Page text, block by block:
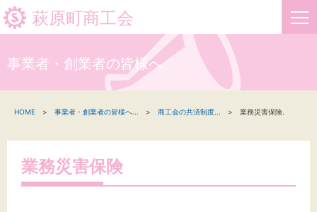
萩原町商工会
新着情報
関係機関の方へ
事業者・創業者の皆様へ
HOME 事業者・創業者の皆様へ 商工会の共済制度 業務災害保険.
業務災害保険